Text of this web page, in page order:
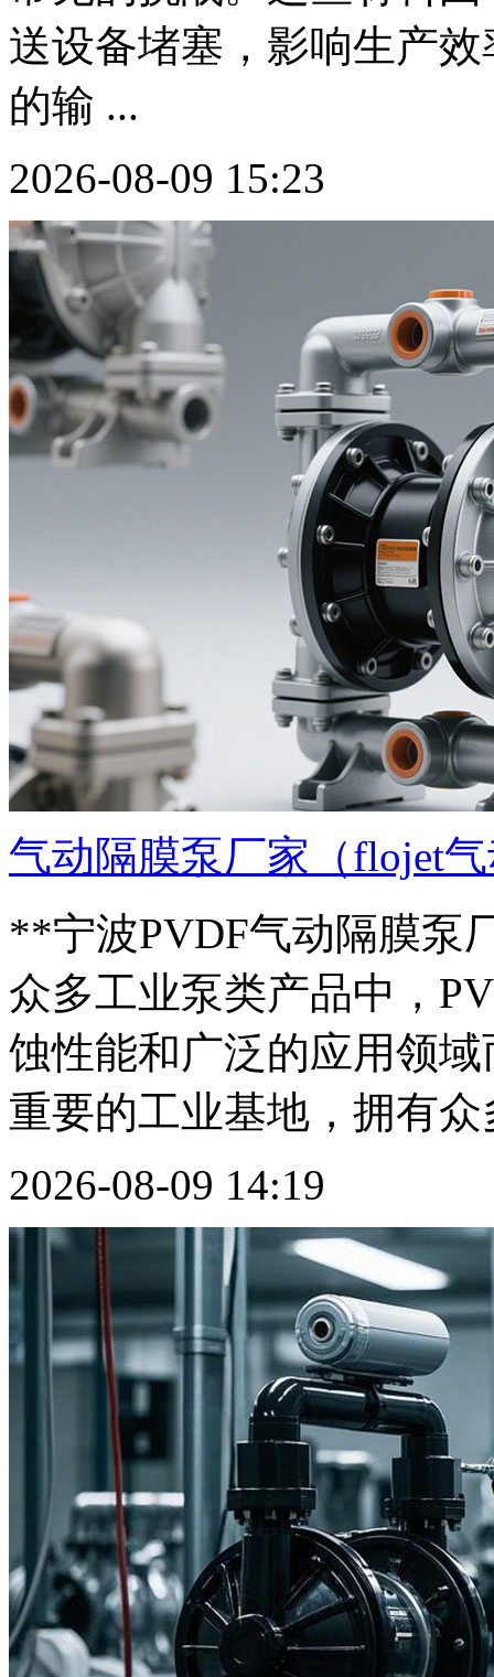
送设备堵塞，影响生产
的输 ...
2026-08-09 15:23
气动隔膜泵厂家（flojet
**宁波PVDF气动隔膜泵
众多工业泵类产品中，
蚀性能和广泛的应用领
重要的工业基地，拥有
2026-08-09 14:19